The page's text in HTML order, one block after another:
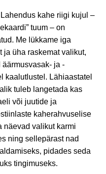
kahe riigi kujul –
tuum – on
Me lükkame iga
ja üha raskemat valikut,
ja -
kaalutlustel. Lähiaastatel
tuleb langetada kas
või juutide ja
kaherahvuselise
näevad valikut karmi
ning sellepärast nad
pidades seda
tingimuseks.